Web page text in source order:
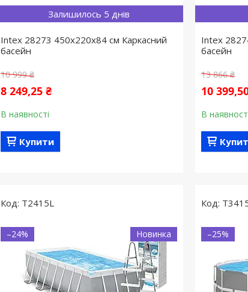
Залишилось 5 днів
Intex 28273 450х220х84 см Каркасний
басейн
10 999 ₴
8 249,25 ₴
В наявності
Купити
Intex
басейн
13 866 ₴
10
В
T2415L
Новинка
–24% –25%